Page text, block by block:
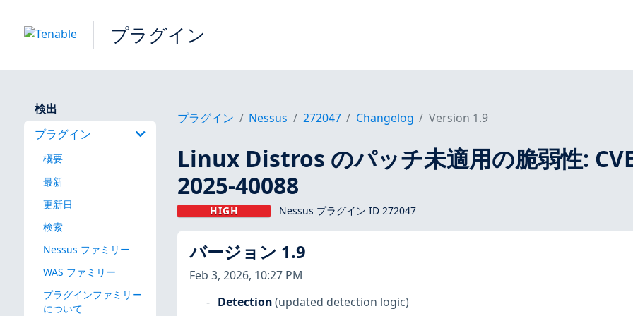
プラグイン
検出
プラグイン
概要
最新
更新日
検索
Nessus ファミリー
WAS ファミリー
プラグインファミリー
について
プラグイン Nessus 272047 Changelog Version 1.9
Linux Distros のパッチ未適用の脆弱性:
2025-40088
HIGH Nessus プラグイン ID 272047
バージョン 1.9
Feb 3, 2026, 10:27 PM
Detection (updated detection logic)